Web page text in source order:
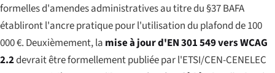
formelles d'amendes administratives au titre du §37 BAFA
établiront l'ancre pratique pour l'utilisation du plafond de 100
000 €. Deuxièmement, la mise à jour d'EN 301 549 vers WCAG
2.2devrait être formellement publiée par l'ETSI/CEN-CENELEC